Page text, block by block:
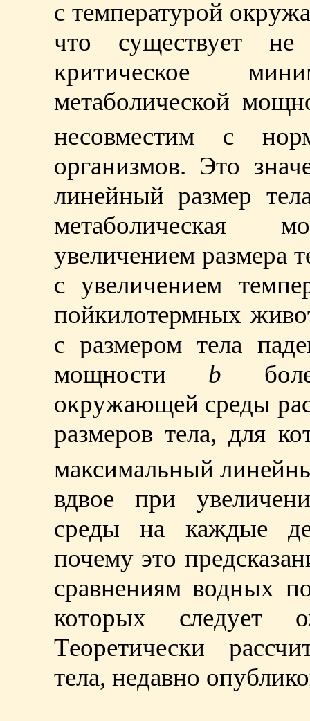
с температурой
что существует не
критическое
метаболической
несовместим с
организмов. Это
линейный размер
метаболическая
увеличением размера
с увеличением
пойкилотермных
с размером тела
мощности b
окружающей среды
размеров тела, для
максимальный
вдвое при
среды на каждые
почему это
сравнениям водных
которых следует
Теоретически
тела, недавно